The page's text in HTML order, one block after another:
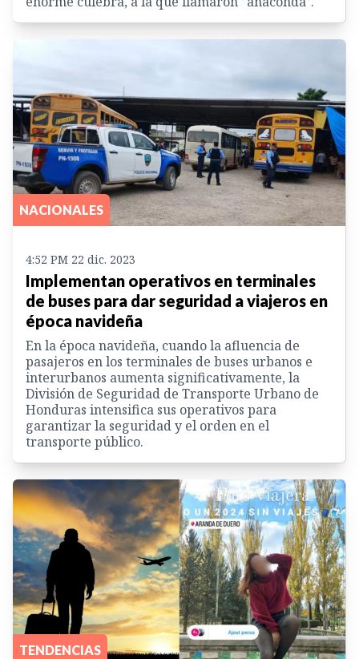
NACIONALES
4:52 PM 22 dic. 2023
Implementan operativos en terminales
de buses para dar seguridad a viajeros en
época navideña
En la época navideña, cuando la afluencia de
pasajeros en los terminales de buses urbanos e
interurbanos aumenta significativamente, la
División de Seguridad de Transporte Urbano de
Honduras intensifica sus operativos para
garantizar la seguridad y el orden en el
transporte público.
TENDENCIAS